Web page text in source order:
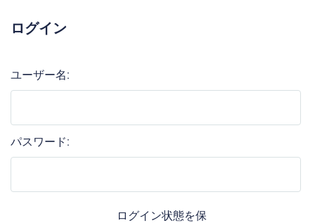
ログイン
ユーザー名:
パスワード:
ログイン状態を保